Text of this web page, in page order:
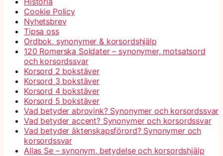
Cookie Policy
Nyhetsbrev
Tipsa oss
Ordbok, synonymer & korsordshjälp
120 Romerska Soldater – synonymer, motsatsord
och korsordssvar
Korsord 2 bokstäver
Korsord 3 bokstäver
Korsord 4 bokstäver
Korsord 5 bokstäver
Vad betyder abrovink? Synonymer och korsordssvar
Vad betyder accent? Synonymer och korsordssvar
Vad betyder äktenskapsförord? Synonymer och
korsordssvar
Allas Se – synonym, betydelse och korsordshjälp